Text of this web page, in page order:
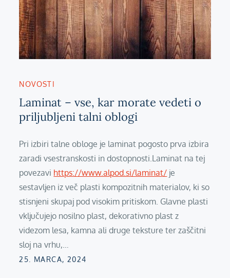
NOVOSTI
Laminat – vse, kar morate vedeti o
priljubljeni talni oblogi
Pri izbiri talne obloge je laminat pogosto prva izbira
zaradi vsestranskosti in dostopnosti.Laminat na tej
povezavi https://www.alpod.si/laminat/ je
sestavljen iz več plasti kompozitnih materialov, ki so
stisnjeni skupaj pod visokim pritiskom. Glavne plasti
vključujejo nosilno plast, dekorativno plast z
videzom lesa, kamna ali druge teksture ter zaščitni
sloj na vrhu,…
Posted
25. MARCA, 2024